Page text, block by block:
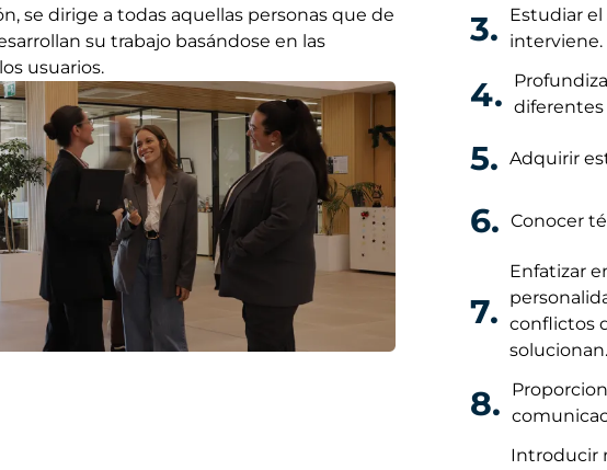
se dirige a todas aquellas personas que de
su trabajo basándose en las
usuarios.
3.
Estudiar
interviene.
4. diferentes
5. Adquirir
6. Conocer
7.
Enfatizar
conflictos
solucionan.
8.
Introducir